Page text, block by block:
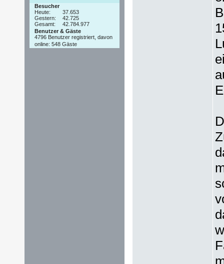
Besucher
Heute:
37.653
Gestern:
42.725
Gesamt:
42.784.977
Benutzer & Gäste
4796 Benutzer registriert, davon
online: 548 Gäste